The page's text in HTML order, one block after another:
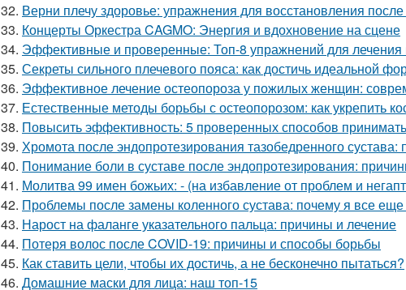
32. Верни плечу здоровье: упражнения для восстановления
33. Концерты Оркестра CAGMO: Энергия и вдохновение на сцене
34. Эффективные и проверенные: Топ-8 упражнений для лечения
35. Секреты сильного плечевого пояса: как достичь идеальной
36. Эффективное лечение остеопороза у пожилых женщин:
37. Естественные методы борьбы с остеопорозом: как укрепить
38. Повысить эффективность: 5 проверенных способов
39. Хромота после эндопротезирования тазобедренного
40. Понимание боли в суставе после эндопротезирования:
41. Молитва 99 имен божьих: - (на избавление от проблем и
42. Проблемы после замены коленного сустава: почему я все
43. Нарост на фаланге указательного пальца: причины и лечение
44. Потеря волос после COVID-19: причины и способы борьбы
45. Как ставить цели, чтобы их достичь, а не бесконечно пытаться?
46. Домашние маски для лица: наш топ-15